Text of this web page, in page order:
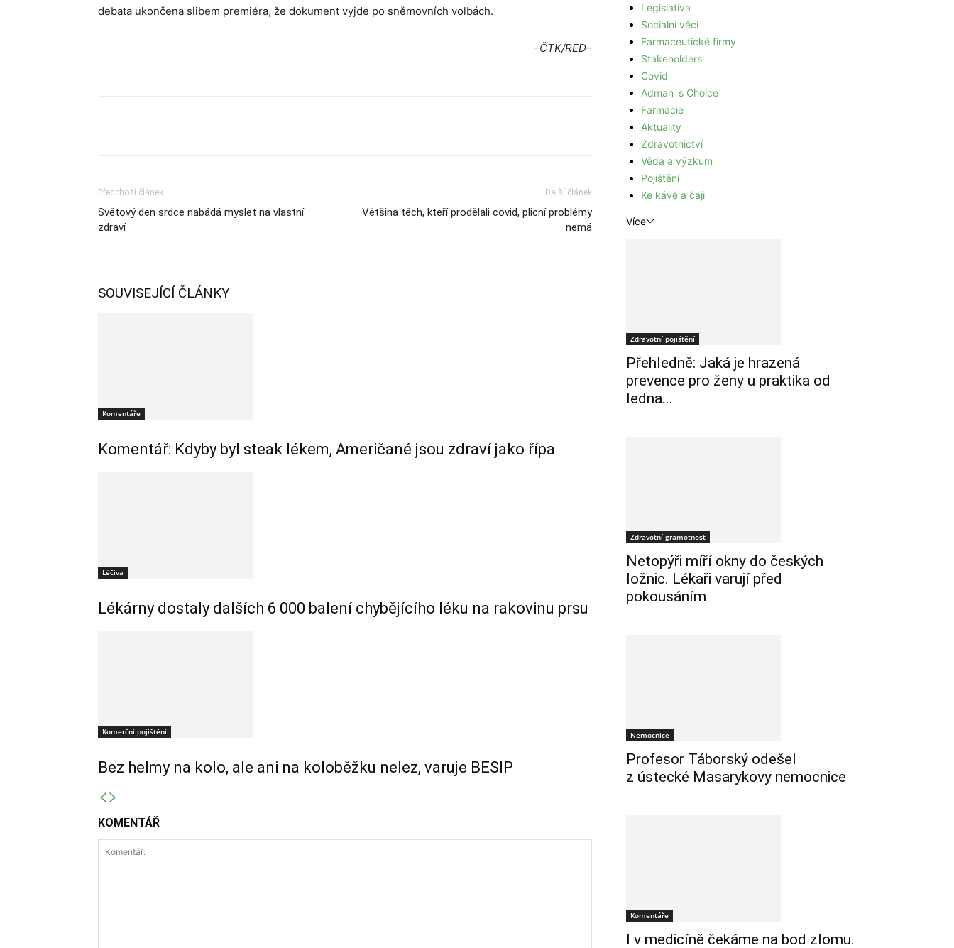
debata ukončena slibem premiéra, že dokument vyjde po sněmovních volbách.
–ČTK/RED–
Předchozí článek
Světový den srdce nabádá myslet na vlastní
zdraví
Další článek
Většina těch, kteří prodělali covid, plicní problémy
nemá
SOUVISEJÍCÍ ČLÁNKY
Komentáře
Komentář: Kdyby byl steak lékem, Američané jsou zdraví jako řípa
Léčiva
Lékárny dostaly dalších 6 000 balení chybějícího léku na rakovinu prsu
Komerční pojištění
Bez helmy na kolo, ale ani na koloběžku nelez, varuje BESIP
KOMENTÁŘ
Legislativa
Sociální věci
Farmaceutické firmy
Stakeholders
Covid
Adman´s Choice
Farmacie
Aktuality
Zdravotnictví
Věda a výzkum
Pojištění
Ke kávě a čaji
Více
Zdravotní pojištění
Přehledně: Jaká je hrazená
prevence pro ženy u praktika od
ledna...
Zdravotní gramotnost
Netopýři míří okny do českých
ložnic. Lékaři varují před
pokousáním
Nemocnice
Profesor Táborský odešel
z ústecké Masarykovy nemocnice
Komentáře
I v medicíně čekáme na bod zlomu.